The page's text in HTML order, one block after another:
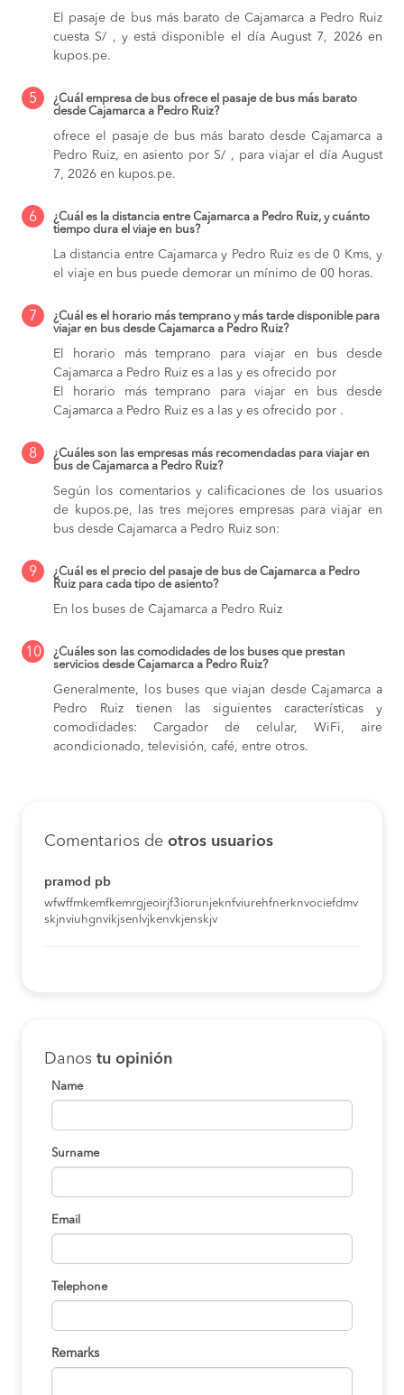
El pasaje de bus más barato de Cajamarca a Pedro Ruiz
cuesta S/ , y está disponible el día August 7, 2026 en
kupos.pe.
5
¿Cuál empresa de bus ofrece el pasaje de bus más barato
desde Cajamarca a Pedro Ruiz?
ofrece el pasaje de bus más barato desde Cajamarca a
Pedro Ruiz, en asiento por S/ , para viajar el día August
7, 2026 en kupos.pe.
6
¿Cuál es la distancia entre Cajamarca a Pedro Ruiz, y cuánto
tiempo dura el viaje en bus?
La distancia entre Cajamarca y Pedro Ruiz es de 0 Kms, y
el viaje en bus puede demorar un mínimo de 00 horas.
7
¿Cuál es el horario más temprano y más tarde disponible para
viajar en bus desde Cajamarca a Pedro Ruiz?
El horario más temprano para viajar en bus desde
Cajamarca a Pedro Ruiz es a las y es ofrecido por
El horario más temprano para viajar en bus desde
Cajamarca a Pedro Ruiz es a las y es ofrecido por .
8
¿Cuáles son las empresas más recomendadas para viajar en
bus de Cajamarca a Pedro Ruiz?
Según los comentarios y calificaciones de los usuarios
de kupos.pe, las tres mejores empresas para viajar en
bus desde Cajamarca a Pedro Ruiz son:
9
¿Cuál es el precio del pasaje de bus de Cajamarca a Pedro
Ruiz para cada tipo de asiento?
En los buses de Cajamarca a Pedro Ruiz
10
¿Cuáles son las comodidades de los buses que prestan
servicios desde Cajamarca a Pedro Ruiz?
Generalmente, los buses que viajan desde Cajamarca a
Pedro Ruiz tienen las siguientes características y
comodidades: Cargador de celular, WiFi, aire
acondicionado, televisión, café, entre otros.
Comentarios de otros usuarios
pramod pb
wfwffmkemfkemrgjeoirjf3iorunjeknfviurehfnerknvociefdmv
skjnviuhgnvikjsenlvjkenvkjenskjv
Danos tu opinión
Name
Surname
Email
Telephone
Remarks